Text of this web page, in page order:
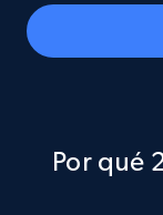
8.1K+
Youtube -
posts by
Por qué